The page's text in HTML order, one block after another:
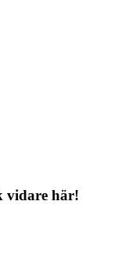
vidare här!